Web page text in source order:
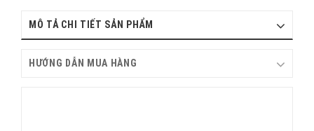
MÔ TẢ CHI TIẾT SẢN PHẨM
HƯỚNG DẪN MUA HÀNG